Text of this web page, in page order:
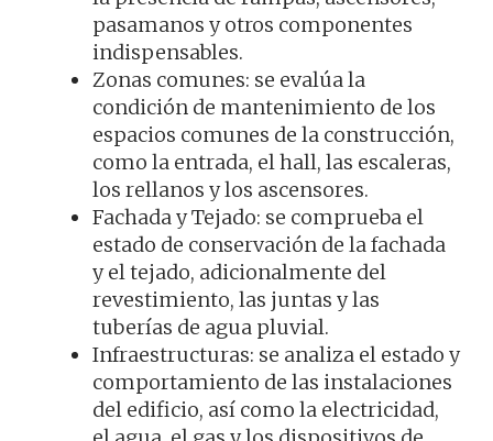
pasamanos y otros componentes
indispensables.
Zonas comunes: se evalúa la
condición de mantenimiento de los
espacios comunes de la construcción,
como la entrada, el hall, las escaleras,
los rellanos y los ascensores.
Fachada y Tejado: se comprueba el
estado de conservación de la fachada
y el tejado, adicionalmente del
revestimiento, las juntas y las
tuberías de agua pluvial.
Infraestructuras: se analiza el estado y
comportamiento de las instalaciones
del edificio, así como la electricidad,